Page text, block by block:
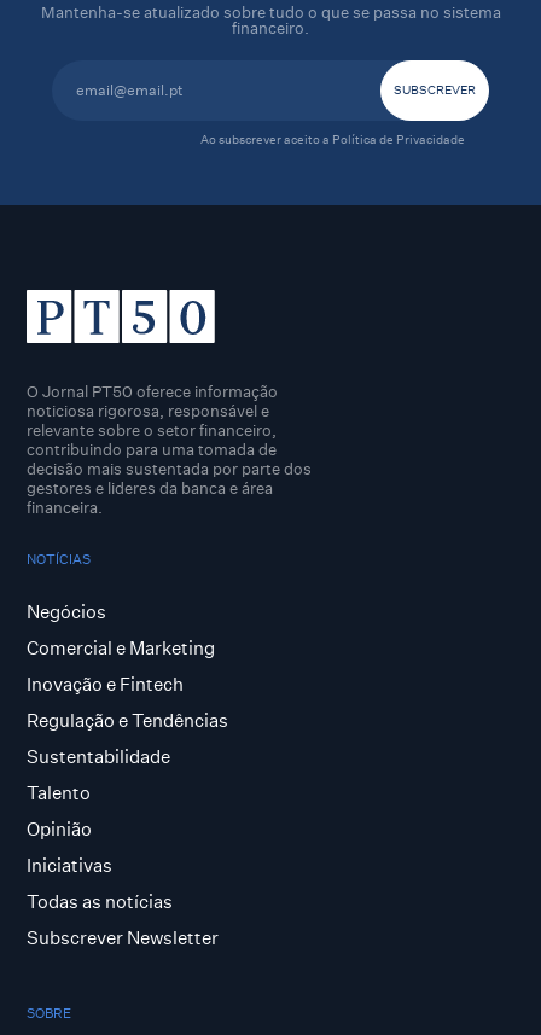
Mantenha-se atualizado sobre tudo o que se passa no sistema
financeiro.
Ao subscrever aceito a Política de Privacidade
O Jornal PT50 oferece informação
noticiosa rigorosa, responsável e
relevante sobre o setor financeiro,
contribuindo para uma tomada de
decisão mais sustentada por parte dos
gestores e lideres da banca e área
financeira.
NOTÍCIAS
Negócios
Comercial e Marketing
Inovação e Fintech
Regulação e Tendências
Sustentabilidade
Talento
Opinião
Iniciativas
Todas as notícias
Subscrever Newsletter
SOBRE